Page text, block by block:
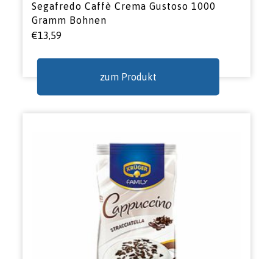
Segafredo Caffè Crema Gustoso 1000
Gramm Bohnen
€13,59
zum Produkt